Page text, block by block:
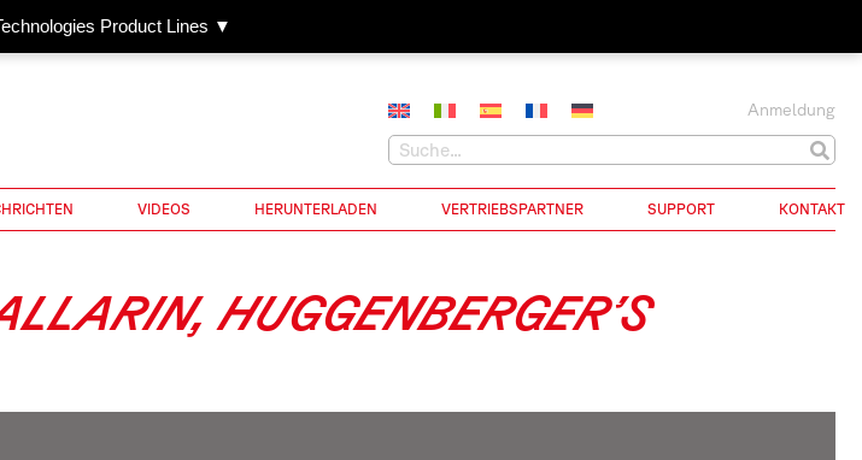
Product Lines ▼
Anmeldung
VIDEOS HERUNTERLADEN VERTRIEBSPARTNER SUPPORT KONTAKT
HUGGENBERGER’S